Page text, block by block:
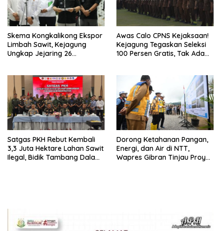
Skema Kongkalikong Ekspor
Limbah Sawit, Kejagung
Ungkap Jejaring 26
Awas Calo CPNS Kejaksaan!
Kejagung Tegaskan Seleksi
100 Persen Gratis, Tak Ada
Satgas PKH Rebut Kembali
3,3 Juta Hektare Lahan Sawit
Ilegal, Bidik Tambang Dalam
Dorong Ketahanan Pangan,
Energi, dan Air di NTT,
Wapres Gibran Tinjau Proyek